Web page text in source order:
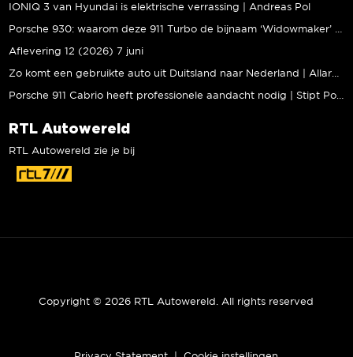
IONIQ 3 van Hyundai is elektrische verrassing | Andreas Pol
Aflevering 12 (2026) 7 juni
RTL Autowereld
RTL Autowereld zie je bij
Copyright © 2026 RTL Autowereld. All rights reserved